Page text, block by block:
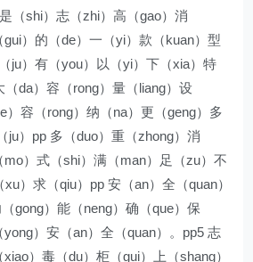
（shi）志（zhi）高（gao）消
gui）的（de）一（yi）款（kuan）型
ju）有（you）以（yi）下（xia）特
（da）容（rong）量（liang）设
）容（rong）纳（na）更（geng）多
ju）pp 多（duo）重（zhong）消
mo）式（shi）满（man）足（zu）不
xu）求（qiu）pp 安（an）全（quan）
gong）能（neng）确（que）保
yong）安（an）全（quan）。pp5 志
xiao）毒（du）柜（gui）上（shang）